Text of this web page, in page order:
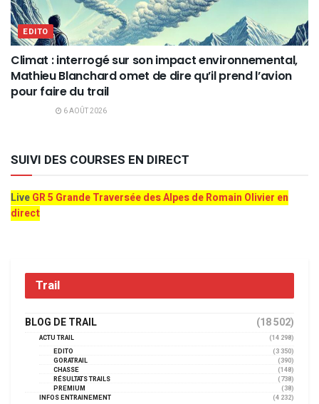
EDITO
Climat : interrogé sur son impact environnemental,
Mathieu Blanchard omet de dire qu’il prend l’avion
pour faire du trail
6 AOÛT 2026
SUIVI DES COURSES EN DIRECT
LiveGR 5 Grande Traversée des Alpes de Romain Olivier en
direct
Trail
BLOG DE TRAIL (18 502)
ACTU TRAIL
(14 298)
EDITO
(3 350)
GORATRAIL
(390)
CHASSE
(148)
RÉSULTATS TRAILS
(738)
PREMIUM
(38)
INFOS ENTRAINEMENT
(4 232)